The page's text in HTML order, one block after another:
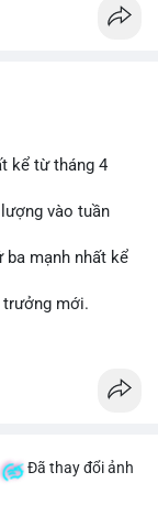
kể từ tháng 4
vào tuần
ba mạnh nhất kể
trưởng mới.
Đã thay đổi ảnh